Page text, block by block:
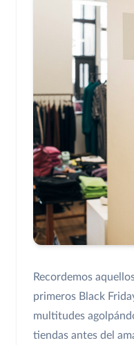
Recordemos
primeros Black
multitudes
tiendas antes del